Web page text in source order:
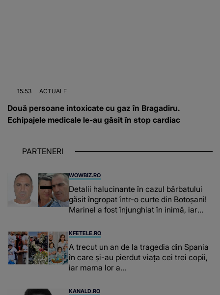
15:53 ACTUALE
Două persoane intoxicate cu gaz în Bragadiru.
Echipajele medicale le-au găsit în stop cardiac
PARTENERI
WOWBIZ.RO
Detalii halucinante în cazul bărbatului
găsit îngropat într-o curte din Botoșani!
Marinel a fost înjunghiat în inimă, iar
suspecți
KFETELE.RO
A trecut un an de la tragedia din Spania
în care și-au pierdut viața cei trei copii,
iar mama lor a…
KANALD.RO